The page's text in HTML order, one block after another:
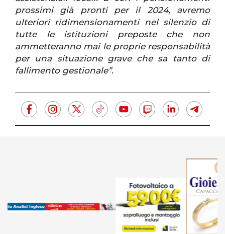
prossimi già pronti per il 2024, avremo
ulteriori ridimensionamenti nel silenzio di
tutte le istituzioni preposte che non
ammetteranno mai le proprie responsabilità
per una situazione grave che sa tanto di
fallimento gestionale”.